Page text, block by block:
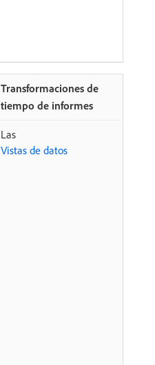
Transformaciones de
tiempo de informes
Las
Vistas de datos